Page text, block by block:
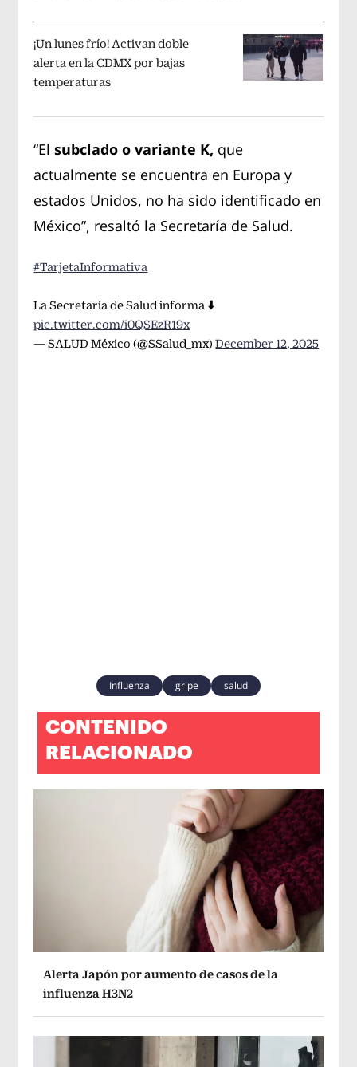
¡Un lunes frío! Activan doble
alerta en la CDMX por bajas
temperaturas
“Elsubclado o variante K, que
actualmente se encuentra en Europa y
estados Unidos, no ha sido identificado en
México”, resaltó la Secretaría de Salud.
#TarjetaInformativa
La Secretaría de Salud informa ⬇️
pic.twitter.com/i0QSEzR19x
— SALUD México (@SSalud_mx)December 12, 2025
Influenza gripe salud
CONTENIDO
RELACIONADO
Alerta Japón por aumento de casos de la
influenza H3N2